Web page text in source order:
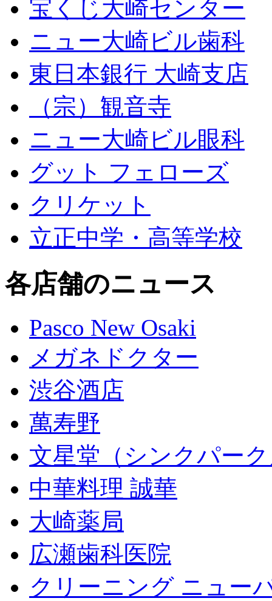
宝くじ大崎センター
ニュー大崎ビル歯科
東日本銀行 大崎支店
（宗）観音寺
ニュー大崎ビル眼科
グット フェローズ
クリケット
立正中学・高等学校
各店舗のニュース
Pasco New Osaki
メガネドクター
渋谷酒店
萬寿野
文星堂（シンクパー
中華料理 誠華
大崎薬局
広瀬歯科医院
クリーニング ニュー